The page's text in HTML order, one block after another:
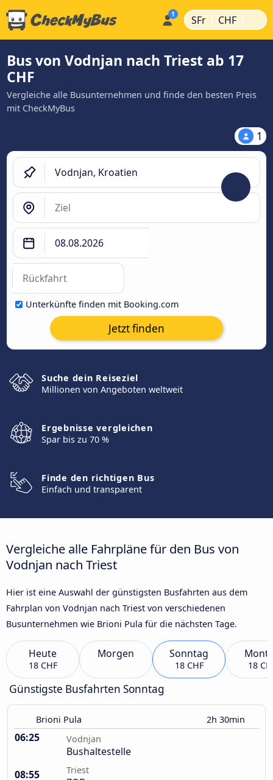
SFr | CHF |
Bus von Vodnjan nach Triest ab 17
CHF
Vergleiche alle Busunternehmen und finde den besten Preis
mit CheckMyBus
1
Unterkünfte finden mit Booking.com
Jetzt finden
Suche dein Reiseziel
Millionen von Angeboten weltweit
Ergebnisse vergleichen
Spar bis zu 70 %
Finde den richtigen Bus
Einfach und transparent
Vergleiche alle Fahrpläne für den Bus von
Vodnjan nach Triest
Hier ist eine Auswahl der günstigsten Busfahrten aus dem
Fahrplan von Vodnjan nach Triest von verschiedenen
Busunternehmen wie Brioni Pula für die nächsten Tage.
Heute
18 CHF
Morgen Sonntag
18 CHF 18
Günstigste Busfahrten Sonntag
Brioni Pula 2h 30min
06:25 Vodnjan
Bushaltestelle
08:55
Triest